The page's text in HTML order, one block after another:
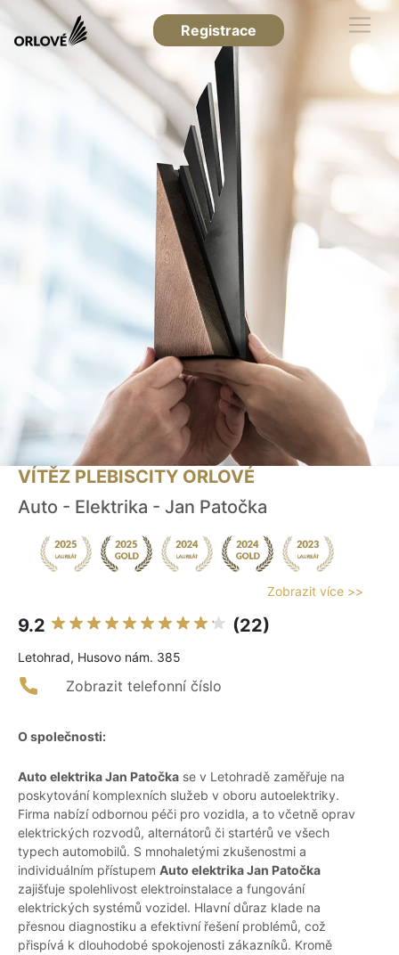
Registrace
VÍTĚZ PLEBISCITY ORLOVÉ
Auto - Elektrika - Jan Patočka
Zobrazit více >>
9.2 (22)
Letohrad, Husovo nám. 385
Zobrazit telefonní číslo
O společnosti:
Auto elektrika Jan Patočka se v Letohradě zaměřuje na
poskytování komplexních služeb v oboru autoelektriky.
Firma nabízí odbornou péči pro vozidla, a to včetně oprav
elektrických rozvodů, alternátorů či startérů ve všech
typech automobilů. S mnohaletými zkušenostmi a
individuálním přístupem Auto elektrika Jan Patočka
zajišťuje spolehlivost elektroinstalace a fungování
elektrických systémů vozidel. Hlavní důraz klade na
přesnou diagnostiku a efektivní řešení problémů, což
přispívá k dlouhodobé spokojenosti zákazníků. Kromě